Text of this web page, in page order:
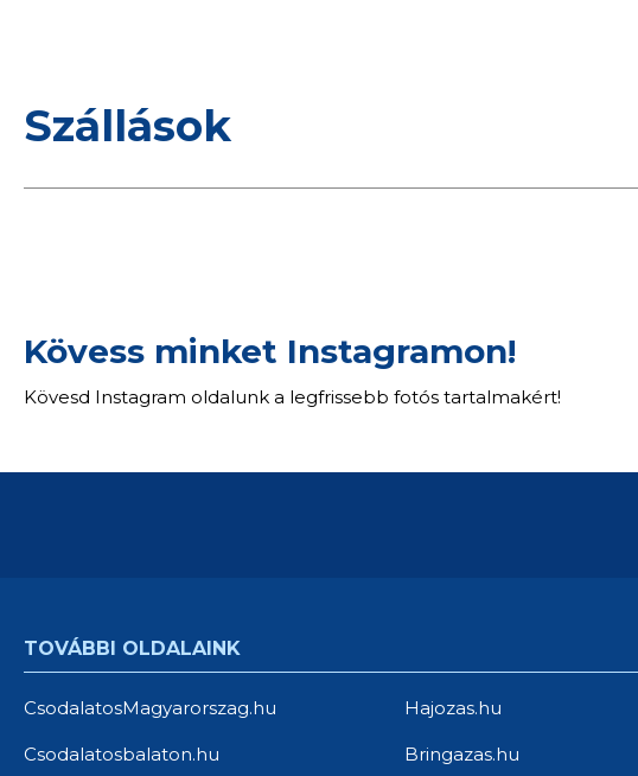
Szállások
Kövess minket Instagramon!
Kövesd Instagram oldalunk a legfrissebb fotós tartalmakért!
TOVÁBBI OLDALAINK
CsodalatosMagyarorszag.hu
Csodalatosbalaton.hu
Hajozas.hu
Bringazas.hu